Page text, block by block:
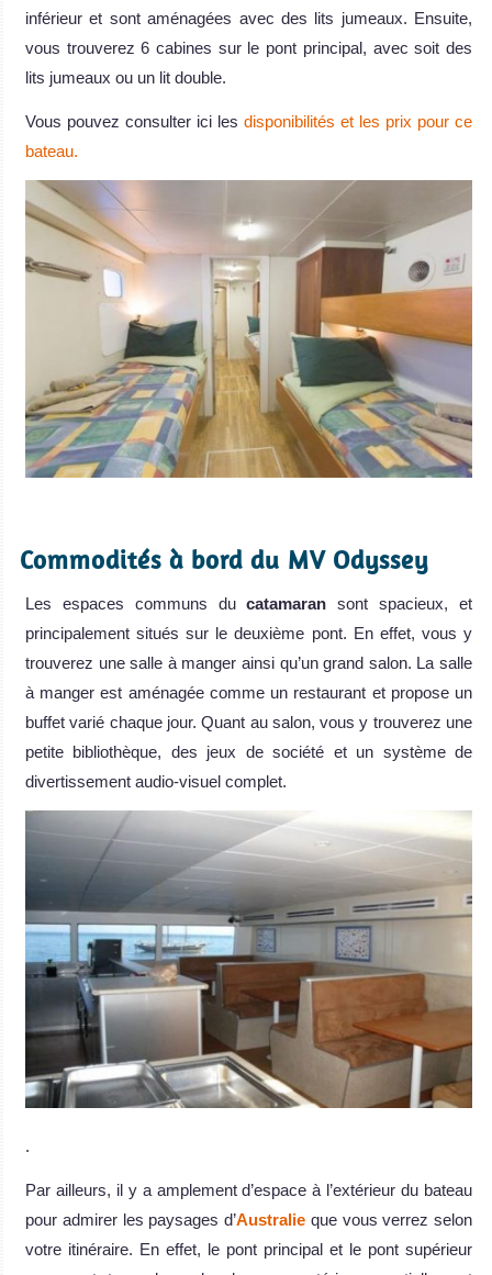
inférieur et sont aménagées avec des lits jumeaux. Ensuite,
vous trouverez 6 cabines sur le pont principal, avec soit des
lits jumeaux ou un lit double.
Vous pouvez consulter ici les disponibilités et les prix pour ce
bateau.
Commodités à bord du MV Odyssey
Les espaces communs ducatamaran sont spacieux, et
principalement situés sur le deuxième pont. En effet, vous y
trouverez une salle à manger ainsi qu’un grand salon. La salle
à manger est aménagée comme un restaurant et propose un
buffet varié chaque jour. Quant au salon, vous y trouverez une
petite bibliothèque, des jeux de société et un système de
divertissement audio-visuel complet.
.
Par ailleurs, il y a amplement d’espace à l’extérieur du bateau
pour admirer les paysages d’Australie que vous verrez selon
votre itinéraire. En effet, le pont principal et le pont supérieur